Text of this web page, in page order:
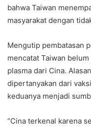
bahwa Taiwan
masyarakat dengan
Mengutip pembatasan
mencatat Taiwan
plasma dari Cina.
dipertanyakan dari
keduanya menjadi
“Cina terkenal karena